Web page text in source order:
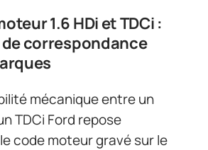
1.6 HDi et TDCi :
correspondance
mécanique entre un
TDCi Ford repose
code moteur gravé sur le